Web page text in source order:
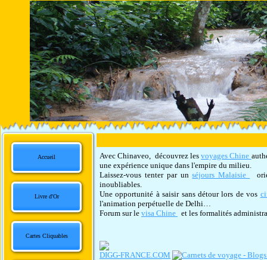
Accueil
Livre d'Or
Cartes Cliquables
Avec Chinaveo, découvrez lesvoyages Chine
une expérience unique dans l'empire du milieu.
Laissez-vous tenter par unséjours Malaisie
inoubliables.
Une opportunité à saisir sans détour lors de vos
l'animation perpétuelle de Delhi…
Forum sur le visa Chine et les formalités
DIGG-FRANCE.COM